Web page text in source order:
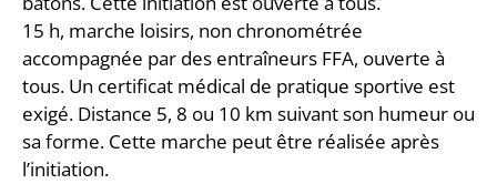
15 h, marche loisirs, non chronométrée
accompagnée par des entraîneurs FFA, ouverte à
tous. Un certificat médical de pratique sportive est
exigé. Distance 5, 8 ou 10 km suivant son humeur ou
sa forme. Cette marche peut être réalisée après
l’initiation.